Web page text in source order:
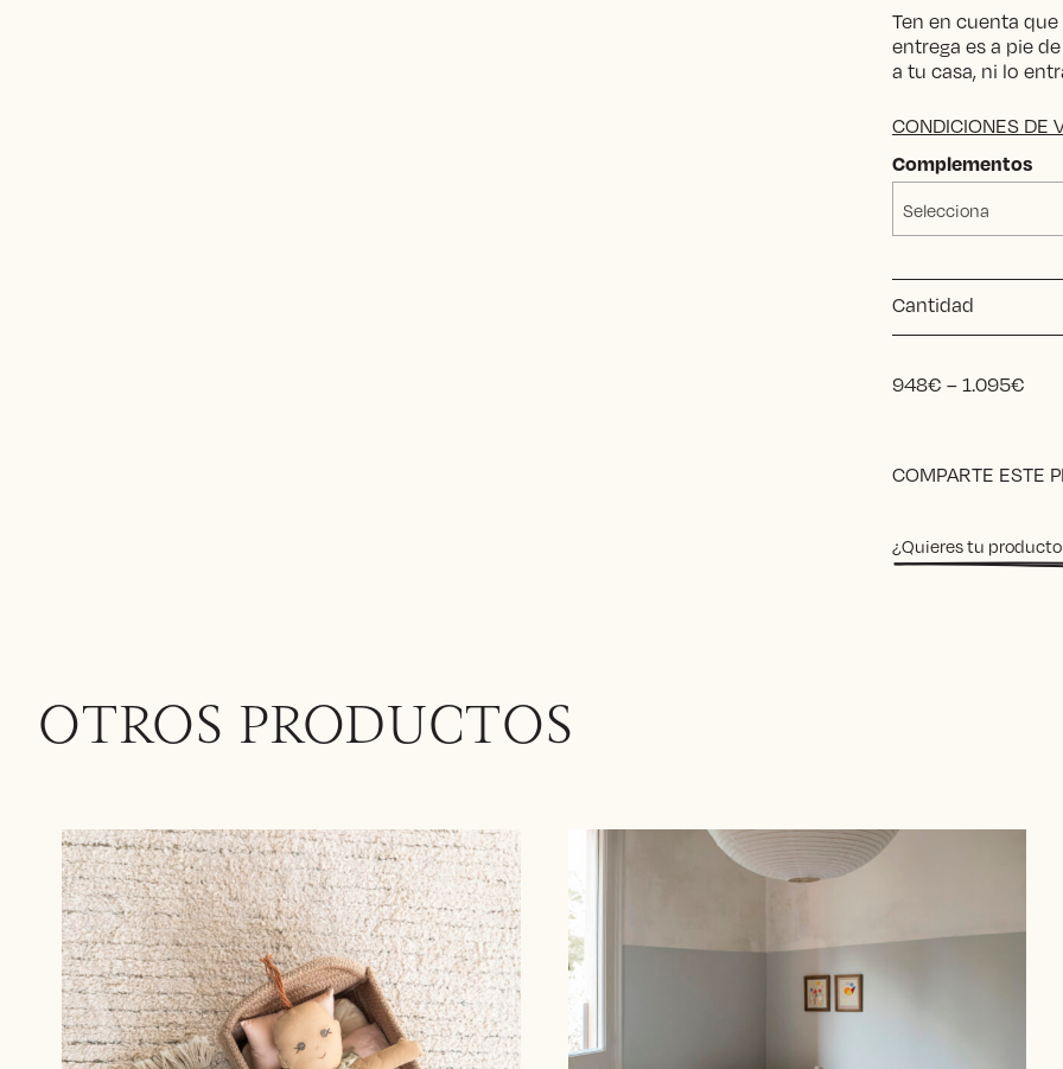
Ten en cuenta
entrega es a pie
a tu casa, ni lo
CONDICIONES DE
Complementos
Selecciona
Cantidad
948€ –1.095€
COMPARTE ESTE
¿Quieres tu
OTROS PRODUCTOS